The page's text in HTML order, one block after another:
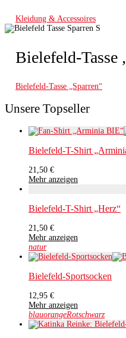
Kleidung & Accessoires
Bielefeld-Tasse
Bielefeld-Tasse „Sparren“
Unsere Topseller
Bielefeld-T-Shirt
21,50 €
Mehr anzeigen
Bielefeld-T-Shirt „Herz“
21,50 €
Mehr anzeigen
natur
Bielefeld-Sportsocken
12,95 €
Mehr anzeigen
blauorangeRotschwarz